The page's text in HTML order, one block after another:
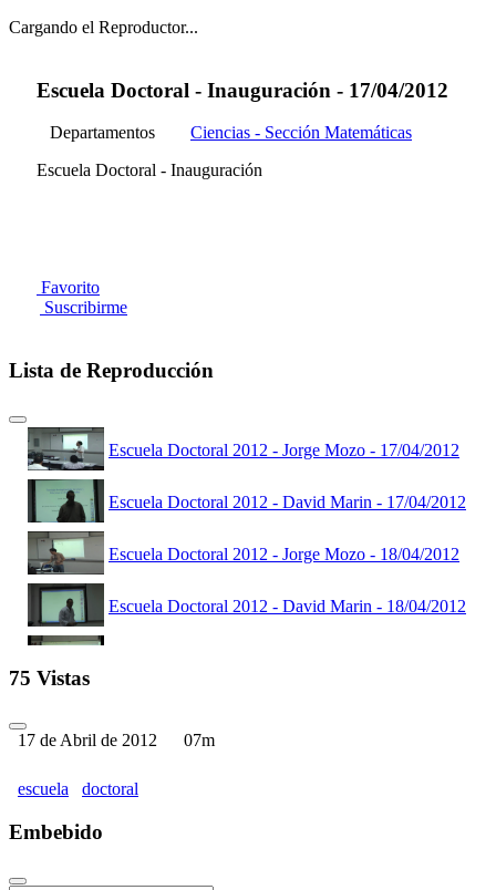
Cargando el Reproductor...
Escuela Doctoral - Inauguración - 17/04/2012
Departamentos
Ciencias - Sección Matemáticas
Escuela Doctoral - Inauguración
Favorito
Suscribirme
Lista de Reproducción
Escuela Doctoral 2012 - Jorge Mozo - 17/04/2012
Escuela Doctoral 2012 - David Marin - 17/04/2012
Escuela Doctoral 2012 - Jorge Mozo - 18/04/2012
Escuela Doctoral 2012 - David Marin - 18/04/2012
75 Vistas
17 de Abril de 2012 07m
escuela doctoral
Embebido